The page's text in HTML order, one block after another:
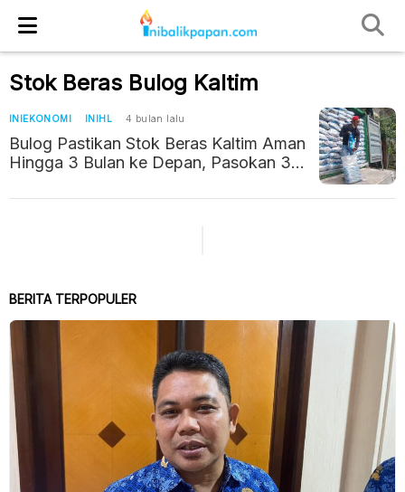
Stok Beras Bulog Kaltim
INIEKONOMI INIHL 4 bulan lalu
Bulog Pastikan Stok Beras Kaltim Aman
Hingga 3 Bulan ke Depan, Pasokan 34
BERITA TERPOPULER